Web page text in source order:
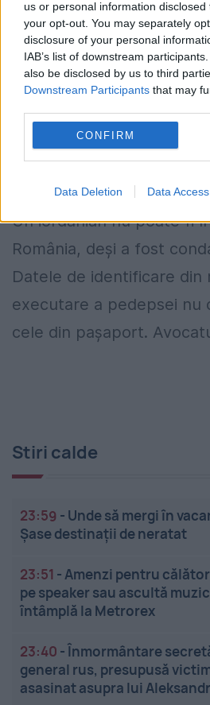
us or personal information
your opt-out. You may separately
disclosure of your personal
IAB’s list of downstream
also be disclosed by us to third
Downstream Participants that may
CONFIRM
Data Deletion Data Access
Un iordanian
nu poate fi încarcerat
erori. Avocatul
autosesizat
8 SEPTEMBRIE 2015
Un iordanian nu poate fi
România, deși a fost
Datele de identificare din
executare a pedepsei nu
cele din pașaport.
Stiri calde
23:59 - Unde să mergi în
Șase destinații de neratat
23:51 -Amenzi pentru
pe speaker sau ascultă
întâmplă la Metrorex
23:40 -Înmormântare
general rus, presupusă
asasinat asupra lui